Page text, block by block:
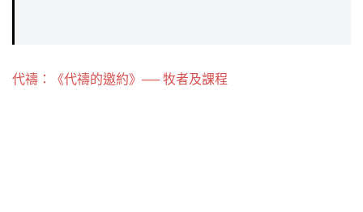
代禱：《代禱的邀約》── 牧者及課程